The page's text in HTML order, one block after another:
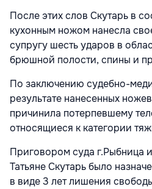
После этих слов Скутарь в
кухонным ножом нанесла
супругу шесть ударов в
брюшной полости, спины и
По заключению судебно-
результате нанесенных
причинила потерпевшему
относящиеся к категории
Приговором суда г.Рыбница
Татьяне Скутарь было
в виде 3 лет лишения